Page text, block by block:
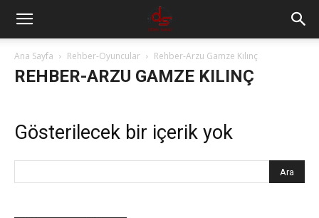
Ana Sayfa Rehber-Oyuncular Rehber-Arzu Gamze Kılınç
REHBER-ARZU GAMZE KILINÇ
Gösterilecek bir içerik yok